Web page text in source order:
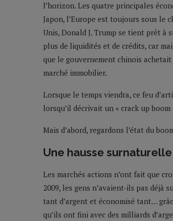
l’horizon. Les quatre principales
Japon, l’Europe est toujours sous le
Unis, Donald J. Trump se tient prêt à
plus de liquidités et de crédits, car
que le gouvernement chinois
marché immobilier.
Lorsque le temps viendra, ce feu
lorsqu’il décrivait un « crack up
Mais d’abord, regardons l’état du
Une hausse
Les marchés actions n’ont fait que
2009, les gens n’avaient-ils pas déjà
tant d’argent et économisé tant…
qu’ils ont fini avec des milliards